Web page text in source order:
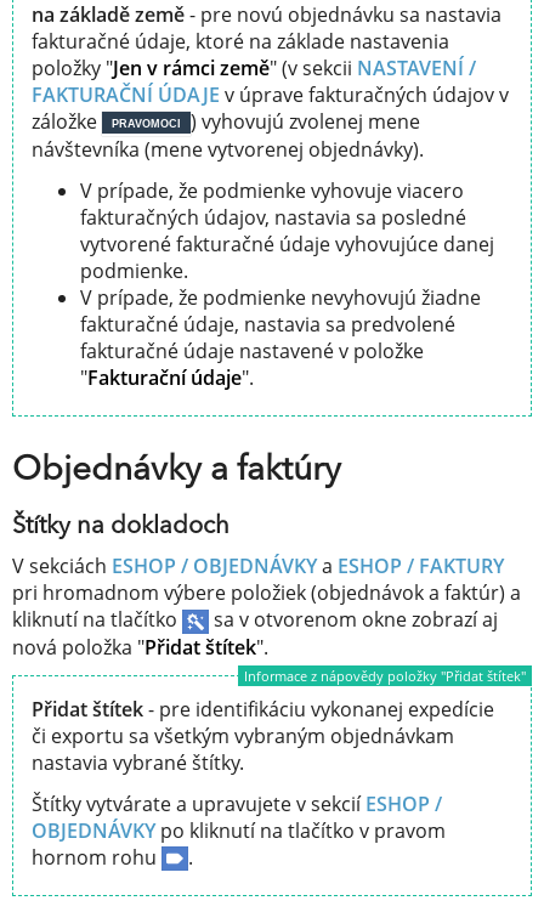
na základě země- pre novú objednávku sa nastavia
fakturačné údaje, ktoré na základe nastavenia
položky "Jen v rámci země" (v sekcii NASTAVENÍ /
FAKTURAČNÍ ÚDAJE v úprave fakturačných údajov v
záložke
PRAVOMOCI
) vyhovujú zvolenej mene
návštevníka (mene vytvorenej objednávky).
V prípade, že podmienke vyhovuje viacero
fakturačných údajov, nastavia sa posledné
vytvorené fakturačné údaje vyhovujúce danej
podmienke.
V prípade, že podmienke nevyhovujú žiadne
fakturačné údaje, nastavia sa predvolené
fakturačné údaje nastavené v položke
"Fakturační údaje".
Objednávky a faktúry
Štítky na dokladoch
V sekciách ESHOP / OBJEDNÁVKYa ESHOP / FAKTURY
pri hromadnom výbere položiek (objednávok a faktúr) a
kliknutí na tlačítko
sa v otvorenom okne zobrazí aj
nová položka "Přidat štítek".
Informace z nápovědy položky "Přidat štítek"
Přidat štítek- pre identifikáciu vykonanej expedície
či exportu sa všetkým vybraným objednávkam
nastavia vybrané štítky.
Štítky vytvárate a upravujete v sekciíESHOP /
OBJEDNÁVKYpo kliknutí na tlačítko v pravom
hornom rohu
.